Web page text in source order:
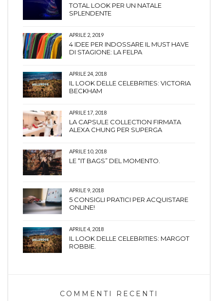
TOTAL LOOK PER UN NATALE
SPLENDENTE
APRILE 2, 2019
4 IDEE PER INDOSSARE IL MUST HAVE
DI STAGIONE: LA FELPA
APRILE 24, 2018
IL LOOK DELLE CELEBRITIES: VICTORIA
BECKHAM
APRILE 17, 2018
LA CAPSULE COLLECTION FIRMATA
ALEXA CHUNG PER SUPERGA
APRILE 10, 2018
LE “IT BAGS” DEL MOMENTO.
APRILE 9, 2018
5 CONSIGLI PRATICI PER ACQUISTARE
ONLINE!
APRILE 4, 2018
IL LOOK DELLE CELEBRITIES: MARGOT
ROBBIE.
COMMENTI RECENTI